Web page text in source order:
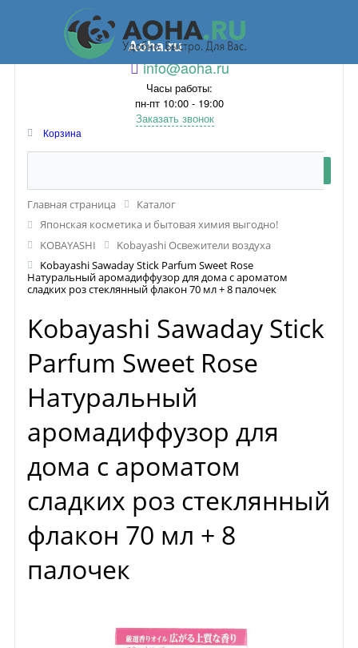
Aoha.ru
info@aoha.ru
Часы работы:
пн-пт 10:00 - 19:00
Заказать звонок
Корзина
Главная страница
Каталог
Японская косметика и бытовая химия выгодно!
KOBAYASHI
Kobayashi Освежители воздуха
Kobayashi Sawaday Stick Parfum Sweet Rose
Натуральный аромадиффузор для дома с ароматом
сладких роз стеклянный флакон 70 мл + 8 палочек
Kobayashi Sawaday Stick
Parfum Sweet Rose
Натуральный
аромадиффузор для
дома с ароматом
сладких роз стеклянный
флакон 70 мл + 8
палочек